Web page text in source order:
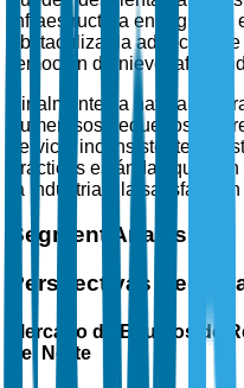
infraestructura en regiones
obstaculizar la adopción
remoción de nieve,
Finalmente, la naturaleza
numerosos pequeños
servicio inconsistente y
prácticas estándar, que
la industria y la
Segment Analysis
Perspectivas
Mercado de Equipos de
del Norte